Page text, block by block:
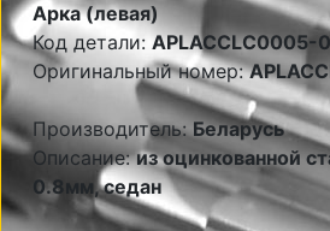
Арка (левая)
Код детали: APLACCLC0005-
Оригинальный номер:
Производитель:Беларусь
Описание:из оцинкованной
0.8мм, седан